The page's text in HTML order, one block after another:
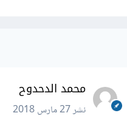
محمد الدحدوح
نشر27 مارس 2018